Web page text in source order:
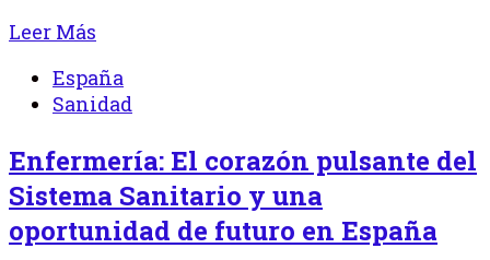
Leer Más
España
Sanidad
Enfermería: El corazón pulsante del
Sistema Sanitario y una
oportunidad de futuro en España